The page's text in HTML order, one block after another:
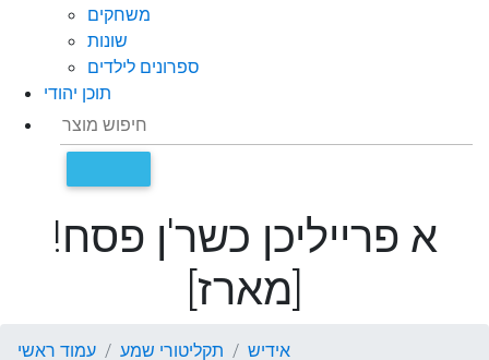
משחקים
שונות
ספרונים לילדים
תוכן יהודי
א פרייליכן כשר'ן פסח!
[מארז]
עמוד ראשי תקליטורי שמע
אידיש